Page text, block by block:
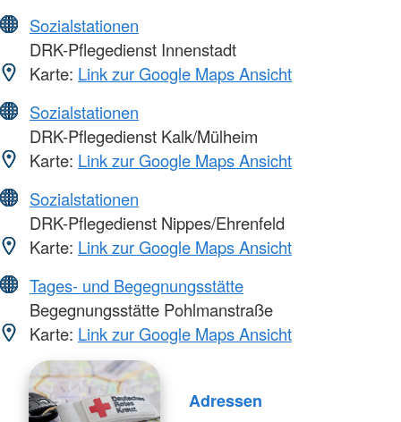
Sozialstationen
DRK-Pflegedienst Innenstadt
Karte: Link zur Google Maps Ansicht
Sozialstationen
DRK-Pflegedienst Kalk/Mülheim
Karte: Link zur Google Maps Ansicht
Sozialstationen
DRK-Pflegedienst Nippes/Ehrenfeld
Karte: Link zur Google Maps Ansicht
Tages- und Begegnungsstätte
Begegnungsstätte Pohlmanstraße
Karte: Link zur Google Maps Ansicht
Adressen